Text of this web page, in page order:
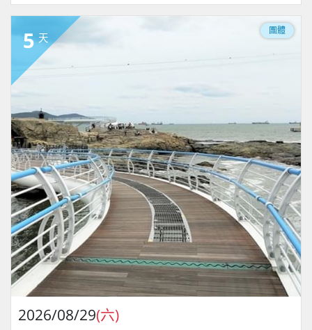
5 天
團體
2026/08/29(六)